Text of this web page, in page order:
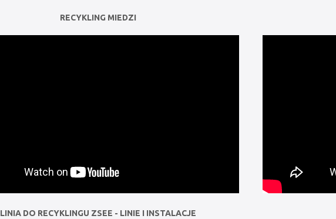
RECYKLING MIEDZI
LINIA DO RECYKLINGU ZSEE - LINIE I INSTALACJE